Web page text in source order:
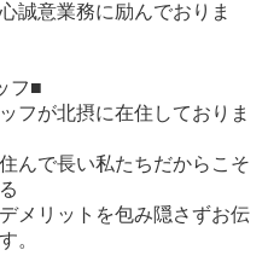
誠意業務に励んでおりま
フ■
フが北摂に在住しておりま
んで長い私たちだからこそ
メリットを包み隠さずお伝
。